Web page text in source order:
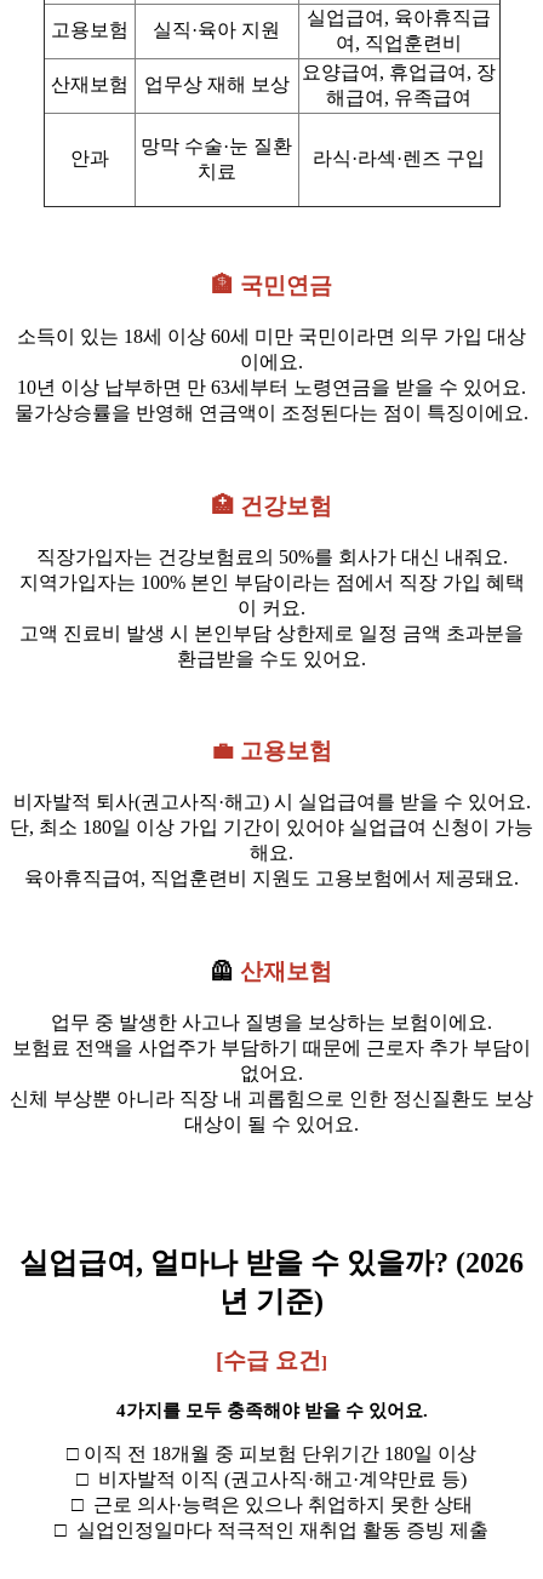
고용보험
실직·육아 지원
실업급여, 육아휴직급
여, 직업훈련비
산재보험
업무상 재해 보상
요양급여, 휴업급여, 장
해급여, 유족급여
안과
망막 수술·눈 질환
치료
라식·라섹·렌즈 구입
🏦 국민연금
소득이 있는 18세 이상 60세 미만 국민이라면 의무 가입 대상
이에요.
10년 이상 납부하면 만 63세부터 노령연금을 받을 수 있어요.
물가상승률을 반영해 연금액이 조정된다는 점이 특징이에요.
🏥 건강보험
직장가입자는 건강보험료의 50%를 회사가 대신 내줘요.
지역가입자는 100% 본인 부담이라는 점에서 직장 가입 혜택
이 커요.
고액 진료비 발생 시 본인부담 상한제로 일정 금액 초과분을
환급받을 수도 있어요.
💼 고용보험
비자발적 퇴사(권고사직·해고) 시 실업급여를 받을 수 있어요.
단, 최소 180일 이상 가입 기간이 있어야 실업급여 신청이 가능
해요.
육아휴직급여, 직업훈련비 지원도 고용보험에서 제공돼요.
🦺 산재보험
업무 중 발생한 사고나 질병을 보상하는 보험이에요.
보험료 전액을 사업주가 부담하기 때문에 근로자 추가 부담이
없어요.
신체 부상뿐 아니라 직장 내 괴롭힘으로 인한 정신질환도 보상
대상이 될 수 있어요.
실업급여, 얼마나 받을 수 있을까? (2026
년 기준)
[수급 요건]
4가지를 모두 충족해야 받을 수 있어요.
□ 이직 전 18개월 중 피보험 단위기간 180일 이상
□ 비자발적 이직 (권고사직·해고·계약만료 등)
□ 근로 의사·능력은 있으나 취업하지 못한 상태
□ 실업인정일마다 적극적인 재취업 활동 증빙 제출